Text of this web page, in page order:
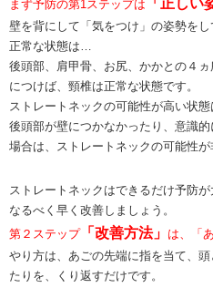
まず予防の第1ステップは
壁を背にして「気をつけ」の姿勢をし
正常な状態は…
後頭部、肩甲骨、お尻、かかとの４
につけば、頸椎は正常な状態です。
ストレートネックの可能性が高い状態
後頭部が壁につかなかったり、意識
場合は、ストレートネックの可能性が
ストレートネックはできるだけ予防
なるべく早く改善しましょう。
第２ステップ「改善方法」 は、「
やり方は、あごの先端に指を当て、
たりを、くり返すだけです。